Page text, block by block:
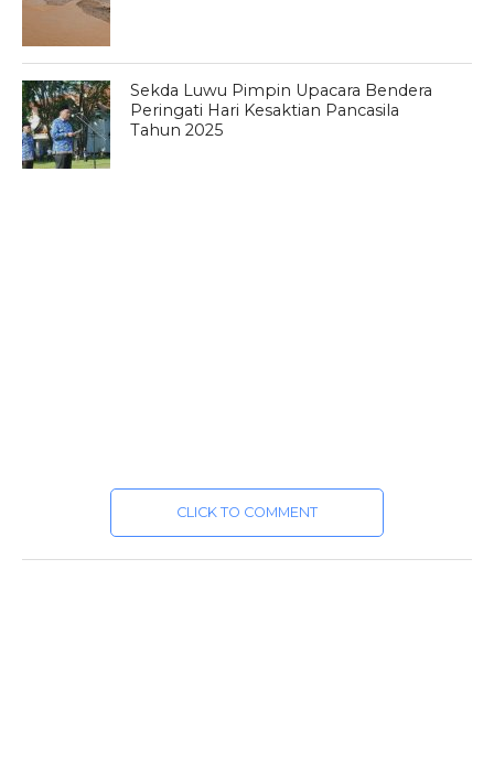
Sekda Luwu Pimpin Upacara Bendera
Peringati Hari Kesaktian Pancasila
Tahun 2025
CLICK TO COMMENT